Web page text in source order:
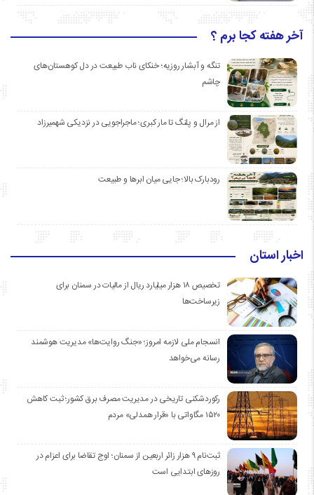
آخر هفته کجا برم ؟
تنگه و آبشار روزیه؛ خنکای ناب طبیعت در دل کوهستان‌های
چاشم
از مرال و پلنگ تا مار کبری؛ ماجراجویی در نزدیکی شهمیرزاد
رودبارک بالا؛ جایی میان ابرها و طبیعت
اخبار استان
تخصیص ۱۸ هزار میلیارد ریال از مالیات در سمنان برای
زیرساخت‌ها
انسجام ملی لازمه امروز؛ «جنگ روایت‌ها» مدیریت هوشمند
رسانه می‌خواهد
رکوردشکنی تاریخی در مدیریت مصرف برق کشور؛ ثبت کاهش
۱۵۲۰ مگاواتی با «قرار همدلی» مردم
ثبت‌نام ۹ هزار زائر اربعین از سمنان؛ اوج تقاضا برای اعزام در
روزهای ابتدایی است